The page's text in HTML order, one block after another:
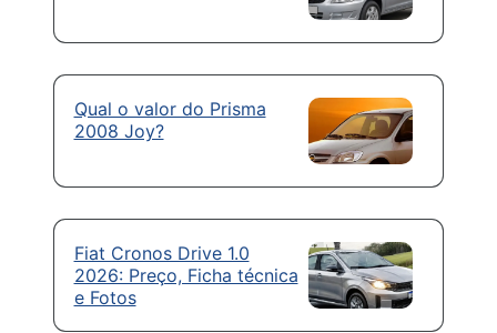
Qual o valor do Prisma
2008 Joy?
Fiat Cronos Drive 1.0
2026: Preço, Ficha técnica
e Fotos